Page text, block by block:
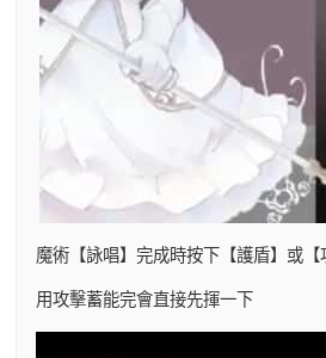
魔術【詠唱】完成時按下【護盾】或【
用攻擊蓄能完會直接先揮一下